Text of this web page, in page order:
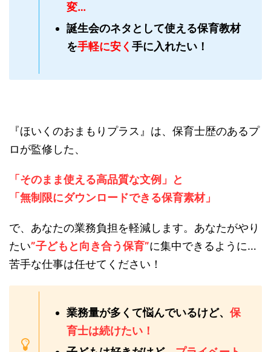
変…
誕生会のネタとして使える保育教材
を手軽に安く 手に入れたい！
『ほいくのおまもりプラス』は、保育士歴のあるプ
ロが監修した、
「そのまま使える高品質な文例」と
「無制限にダウンロードできる保育素材」
で、あなたの業務負担を軽減します。あなたがやり
たい”子どもと向き合う保育”に集中できるように…
苦手な仕事は任せてください！
業務量が多くて悩んでいるけど、 保
育士は続けたい！